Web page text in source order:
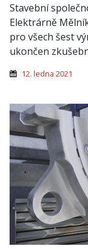
Stavební
Elektrárně
pro všech šest
ukončen
12. ledna 2021